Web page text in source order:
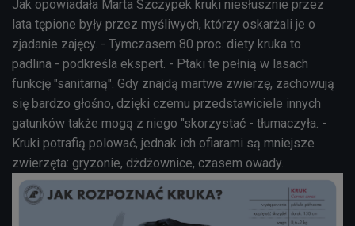
Jak opowiadała Marta Szczypek kruki niesłusznie przez
lata tępione były przez myśliwych, którzy oskarżali je o
zjadanie zajęcy. - Tymczasem 80 proc. diety kruka to
padlina - podkreśla ekspert. - Ptaki te pełnią w lasach
funkcję "sanitarną". Gdy znajdą martwe zwierzę, zachowują
się bardzo głośno, dzięki czemu przedstawiciele innych
gatunków także mogą z niego "skorzystać - tłumaczyła. -
Kruki potrafią polować, jednak ich ofiarami są mniejsze
zwierzęta: gryzonie, dżdżownice, czasem owady.